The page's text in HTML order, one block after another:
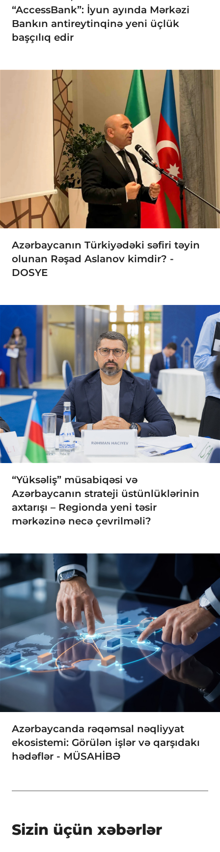
“AccessBank”: İyun ayında Mərkəzi
Bankın antireytinqinə yeni üçlük
başçılıq edir
Azərbaycanın Türkiyədəki səfiri təyin
olunan Rəşad Aslanov kimdir? -
DOSYE
“Yüksəliş” müsabiqəsi və
Azərbaycanın strateji üstünlüklərinin
axtarışı – Regionda yeni təsir
mərkəzinə necə çevrilməli?
Azərbaycanda rəqəmsal nəqliyyat
ekosistemi: Görülən işlər və qarşıdakı
hədəflər - MÜSAHİBƏ
Sizin üçün xəbərlər